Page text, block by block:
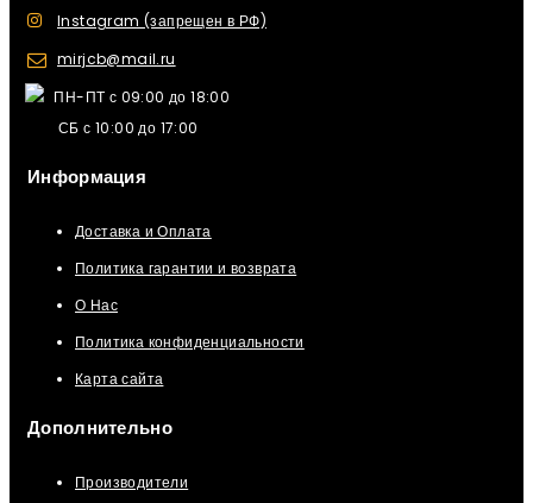
Instagram (запрещен в РФ)
mirjcb@mail.ru
ПН-ПТ с 09:00 до 18:00
СБ с 10:00 до 17:00
Информация
Доставка и Оплата
Политика гарантии и возврата
О Нас
Политика конфиденциальности
Карта сайта
Дополнительно
Производители